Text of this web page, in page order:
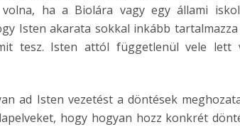
volna, ha a Biolára vagy egy állami
Isten akarata sokkal inkább
tesz. Isten attól függetlenül vele lett
ad Isten vezetést a döntések
hogy hogyan hozz konkrét